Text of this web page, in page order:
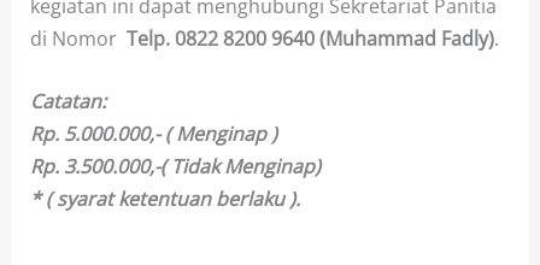
kegiatan ini dapat menghubungi Sekretariat Panitia
di Nomor Telp. 0822 8200 9640 (Muhammad Fadly).
Catatan:
Rp. 5.000.000,- ( Menginap )
Rp. 3.500.000,-( Tidak Menginap)
* ( syarat ketentuan berlaku ).